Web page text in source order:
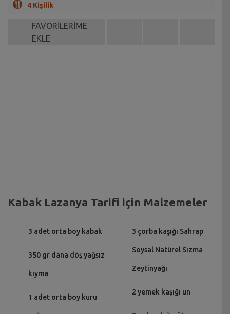
4 Kişilik
FAVORİLERİME
EKLE
Kabak Lazanya Tarifi için Malzemeler
3 adet orta boy kabak
350 gr dana döş yağsız
kıyma
1 adet orta boy kuru
3 çorba kaşığı Sahrap
Soysal Natürel Sızma
Zeytinyağı
2 yemek kaşığı un